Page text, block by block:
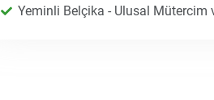
Yeminli Belçika - Ulusal Mütercim